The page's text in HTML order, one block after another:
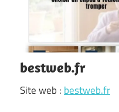
bestweb.fr
Site web : bestweb.fr